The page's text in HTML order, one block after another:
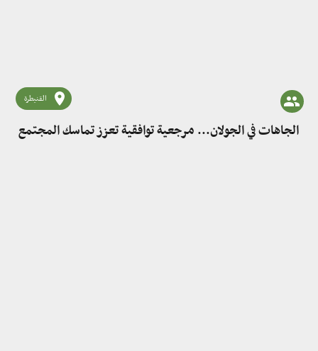
القنيطرة
الجاهات في الجولان... مرجعية توافقية تعزز تماسك المجتمع